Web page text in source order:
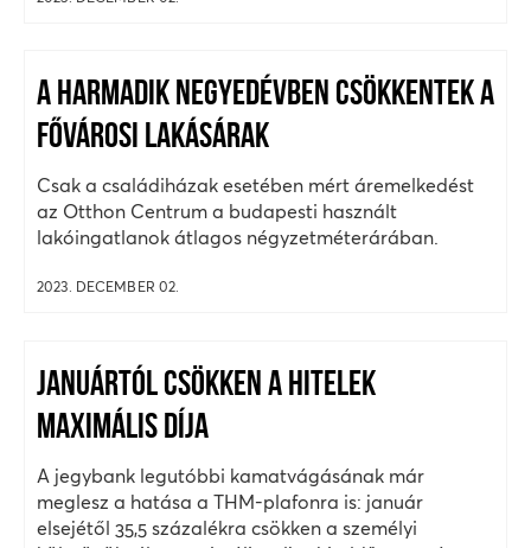
A HARMADIK NEGYEDÉVBEN CSÖKKENTEK A
FŐVÁROSI LAKÁSÁRAK
Csak a családiházak esetében mért áremelkedést
az Otthon Centrum a budapesti használt
lakóingatlanok átlagos négyzetméterárában.
2023. DECEMBER 02.
JANUÁRTÓL CSÖKKEN A HITELEK
MAXIMÁLIS DÍJA
A jegybank legutóbbi kamatvágásának már
meglesz a hatása a THM-plafonra is: január
elsejétől 35,5 százalékra csökken a személyi